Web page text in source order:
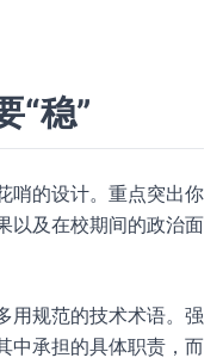
“稳”
哨的设计。重点突出你
以及在校期间的政治面
用规范的技术术语。强
中承担的具体职责，而